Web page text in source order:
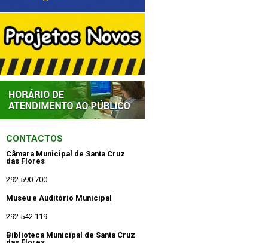
CONTACTOS
Câmara Municipal de Santa Cruz
das Flores
292 590 700
Museu e Auditório Municipal
292 542 119
Biblioteca Municipal de Santa Cruz